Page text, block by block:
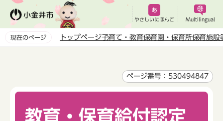
ペ
やさしいにほんご Multilingual
現在のページ トップページ子育て・教育保育園・保育所保育施設
ページ番号：530494847
教育・保育給付認定